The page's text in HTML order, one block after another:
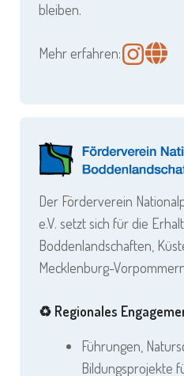
bleiben.
Mehr erfahren:
Der Förderverein
e.V. setzt sich für die
Boddenlandschaften,
Mecklenburg-
♻️ Regionales
Führungen,
Bildungsprojekte